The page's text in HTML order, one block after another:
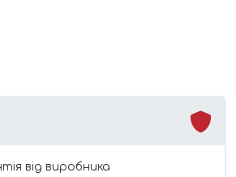
від виробника